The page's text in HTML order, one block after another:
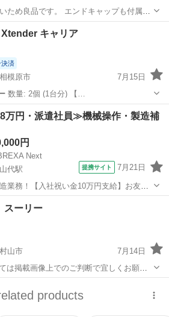
ため良品です。 エンドキャップも付属し
下げは不可になります。
い。
ア、ラック スーリー
キャリア
決済
模原市
7月15日
数量: 2個 (1台分) 【…
、車外用品 THULE
万円・派遣社員≫機械操作・製造補
円
Next
代駅
提携サイト 7月21日
業務！【入社祝い金10万円支給】お友達
休日129日＆休出なしでプライベート充
快適作業◎自社正社員登用制度あり★1食
...
駅
ーリー
山市
7月14日
の曜日や時間帯を添えてご連絡下さい。